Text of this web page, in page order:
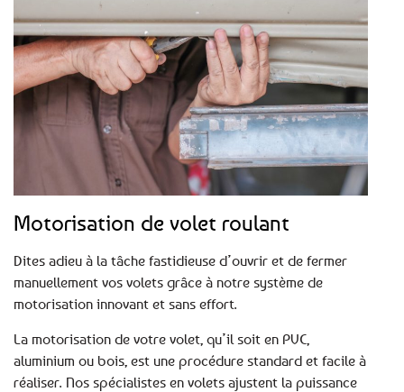
Motorisation de volet roulant
Dites adieu à la tâche fastidieuse d’ouvrir et de fermer
manuellement vos volets grâce à notre système de
motorisation innovant et sans effort.
La motorisation de votre volet, qu’il soit en PVC,
aluminium ou bois, est une procédure standard et facile à
réaliser. Nos spécialistes en volets ajustent la puissance